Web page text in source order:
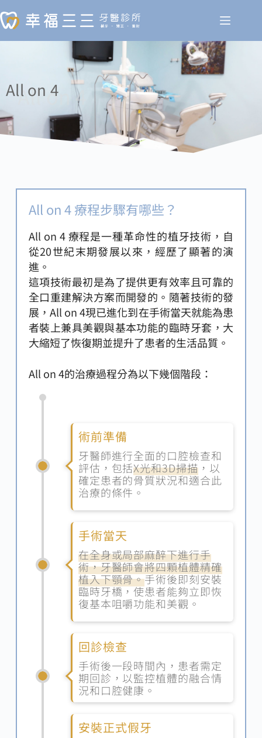
All on 4
All on 4
All on 4 療程步驟有哪些？
All on 4 療程是一種革命性的植牙技術，自
從20世紀末期發展以來，經歷了顯著的演
進。
這項技術最初是為了提供更有效率且可靠的
全口重建解決方案而開發的。隨著技術的發
展，All on 4現已進化到在手術當天就能為患
者裝上兼具美觀與基本功能的臨時牙套，大
大縮短了恢復期並提升了患者的生活品質。
All on 4的治療過程分為以下幾個階段：
術前準備
牙醫師進行全面的口腔檢查和
評估，包括X光和3D掃描，以
確定患者的骨質狀況和適合此
治療的條件。
手術當天
在全身或局部麻醉下進行手
術，牙醫師會將四顆植體精確
植入下顎骨。手術後即刻安裝
臨時牙橋，使患者能夠立即恢
復基本咀嚼功能和美觀。
回診檢查
手術後一段時間內，患者需定
期回診，以監控植體的融合情
況和口腔健康。
安裝正式假牙